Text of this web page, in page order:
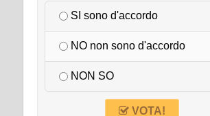
SI sono d'accordo
NO non sono d'accordo
NON SO
VOTA!